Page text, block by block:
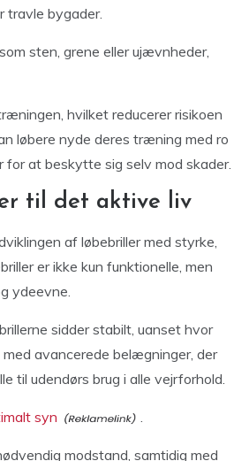
travle bygader.
sten, grene eller ujævnheder,
hvilket reducerer risikoen
løbere nyde deres træning med ro
at beskytte sig selv mod skader.
til det aktive liv
af løbebriller med styrke,
er ikke kun funktionelle, men
ydeevne.
sidder stabilt, uanset hvor
avancerede belægninger, der
til udendørs brug i alle vejrforhold.
syn .
modstand, samtidig med